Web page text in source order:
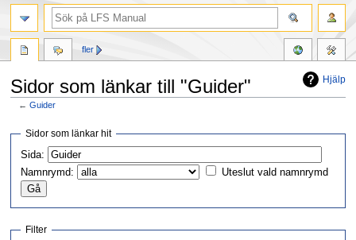
Hjälp
Sidor som länkar till "Guider"
←Guider
Hoppa
navigering
Hoppa
sök
Sidor som länkar hit
Sida:
Namnrymd:
Uteslut vald namnrymd
Filter
fler